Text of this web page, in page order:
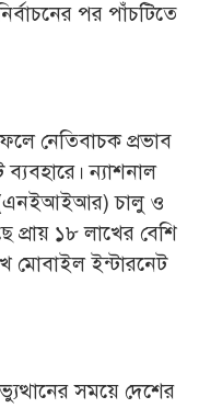
পর পাঁচটিতে
নেতিবাচক প্রভাব
ন্যাশনাল
(এনইআইআর) চালু ও
১৮ লাখের বেশি
মোবাইল ইন্টারনেট
সময়ে দেশের